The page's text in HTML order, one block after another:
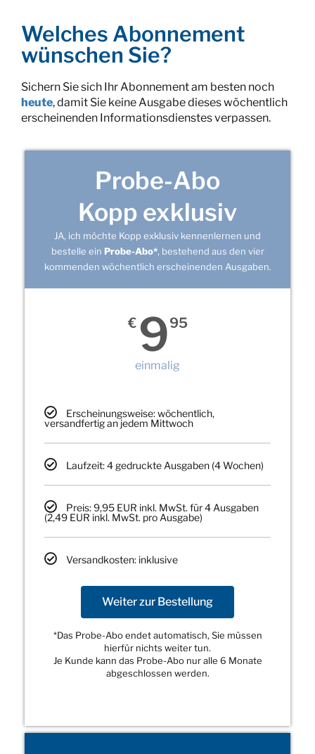
Welches Abonnement
wünschen Sie?
Sichern Sie sich Ihr Abonnement am besten noch
heute, damit Sie keine Ausgabe dieses wöchentlich
erscheinenden Informationsdienstes verpassen.
Probe-Abo
Kopp exklusiv
JA, ich möchte Kopp exklusiv kennenlernen und
bestelle ein Probe-Abo*, bestehend aus den vier
kommenden wöchentlich erscheinenden Ausgaben.
€ 995
einmalig
Erscheinungsweise: wöchentlich,
versandfertig an jedem Mittwoch
Laufzeit: 4 gedruckte Ausgaben (4 Wochen)
Preis: 9,95 EUR inkl. MwSt. für 4 Ausgaben
(2,49 EUR inkl. MwSt. pro Ausgabe)
Versandkosten: inklusive
Weiter zur Bestellung
*Das Probe-Abo endet automatisch, Sie müssen
hierfür nichts weiter tun.
Je Kunde kann das Probe-Abo nur alle 6 Monate
abgeschlossen werden.